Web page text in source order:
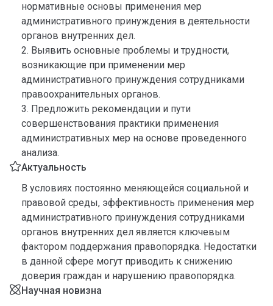
нормативные основы применения мер
административного принуждения в деятельности
органов внутренних дел.
2. Выявить основные проблемы и трудности,
возникающие при применении мер
административного принуждения сотрудниками
правоохранительных органов.
3. Предложить рекомендации и пути
совершенствования практики применения
административных мер на основе проведенного
анализа.
Актуальность
В условиях постоянно меняющейся социальной и
правовой среды, эффективность применения мер
административного принуждения сотрудниками
органов внутренних дел является ключевым
фактором поддержания правопорядка. Недостатки
в данной сфере могут приводить к снижению
доверия граждан и нарушению правопорядка.
Научная новизна